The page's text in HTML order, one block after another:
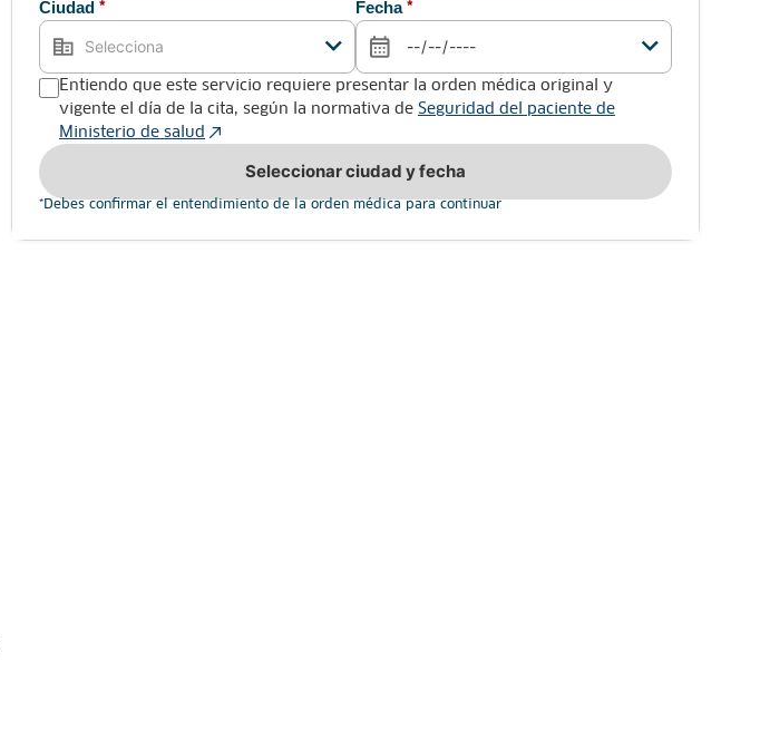
Ciudad * Fecha *
Entiendo que este servicio requiere presentar la orden médica original y
vigente el día de la cita, según la normativa de Seguridad del paciente de
Ministerio de salud
Seleccionar ciudad y fecha
*Debes confirmar el entendimiento de la orden médica para continuar